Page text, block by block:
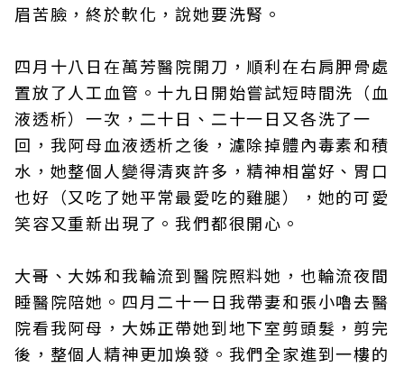
眉苦臉，終於軟化，說她要洗腎。
四月十八日在萬芳醫院開刀，順利在右肩胛骨處
置放了人工血管。十九日開始嘗試短時間洗（血
液透析）一次，二十日、二十一日又各洗了一
回，我阿母血液透析之後，濾除掉體內毒素和積
水，她整個人變得清爽許多，精神相當好、胃口
也好（又吃了她平常最愛吃的雞腿），她的可愛
笑容又重新出現了。我們都很開心。
大哥、大姊和我輪流到醫院照料她，也輪流夜間
睡醫院陪她。四月二十一日我帶妻和張小嚕去醫
院看我阿母，大姊正帶她到地下室剪頭髮，剪完
後，整個人精神更加煥發。我們全家進到一樓的